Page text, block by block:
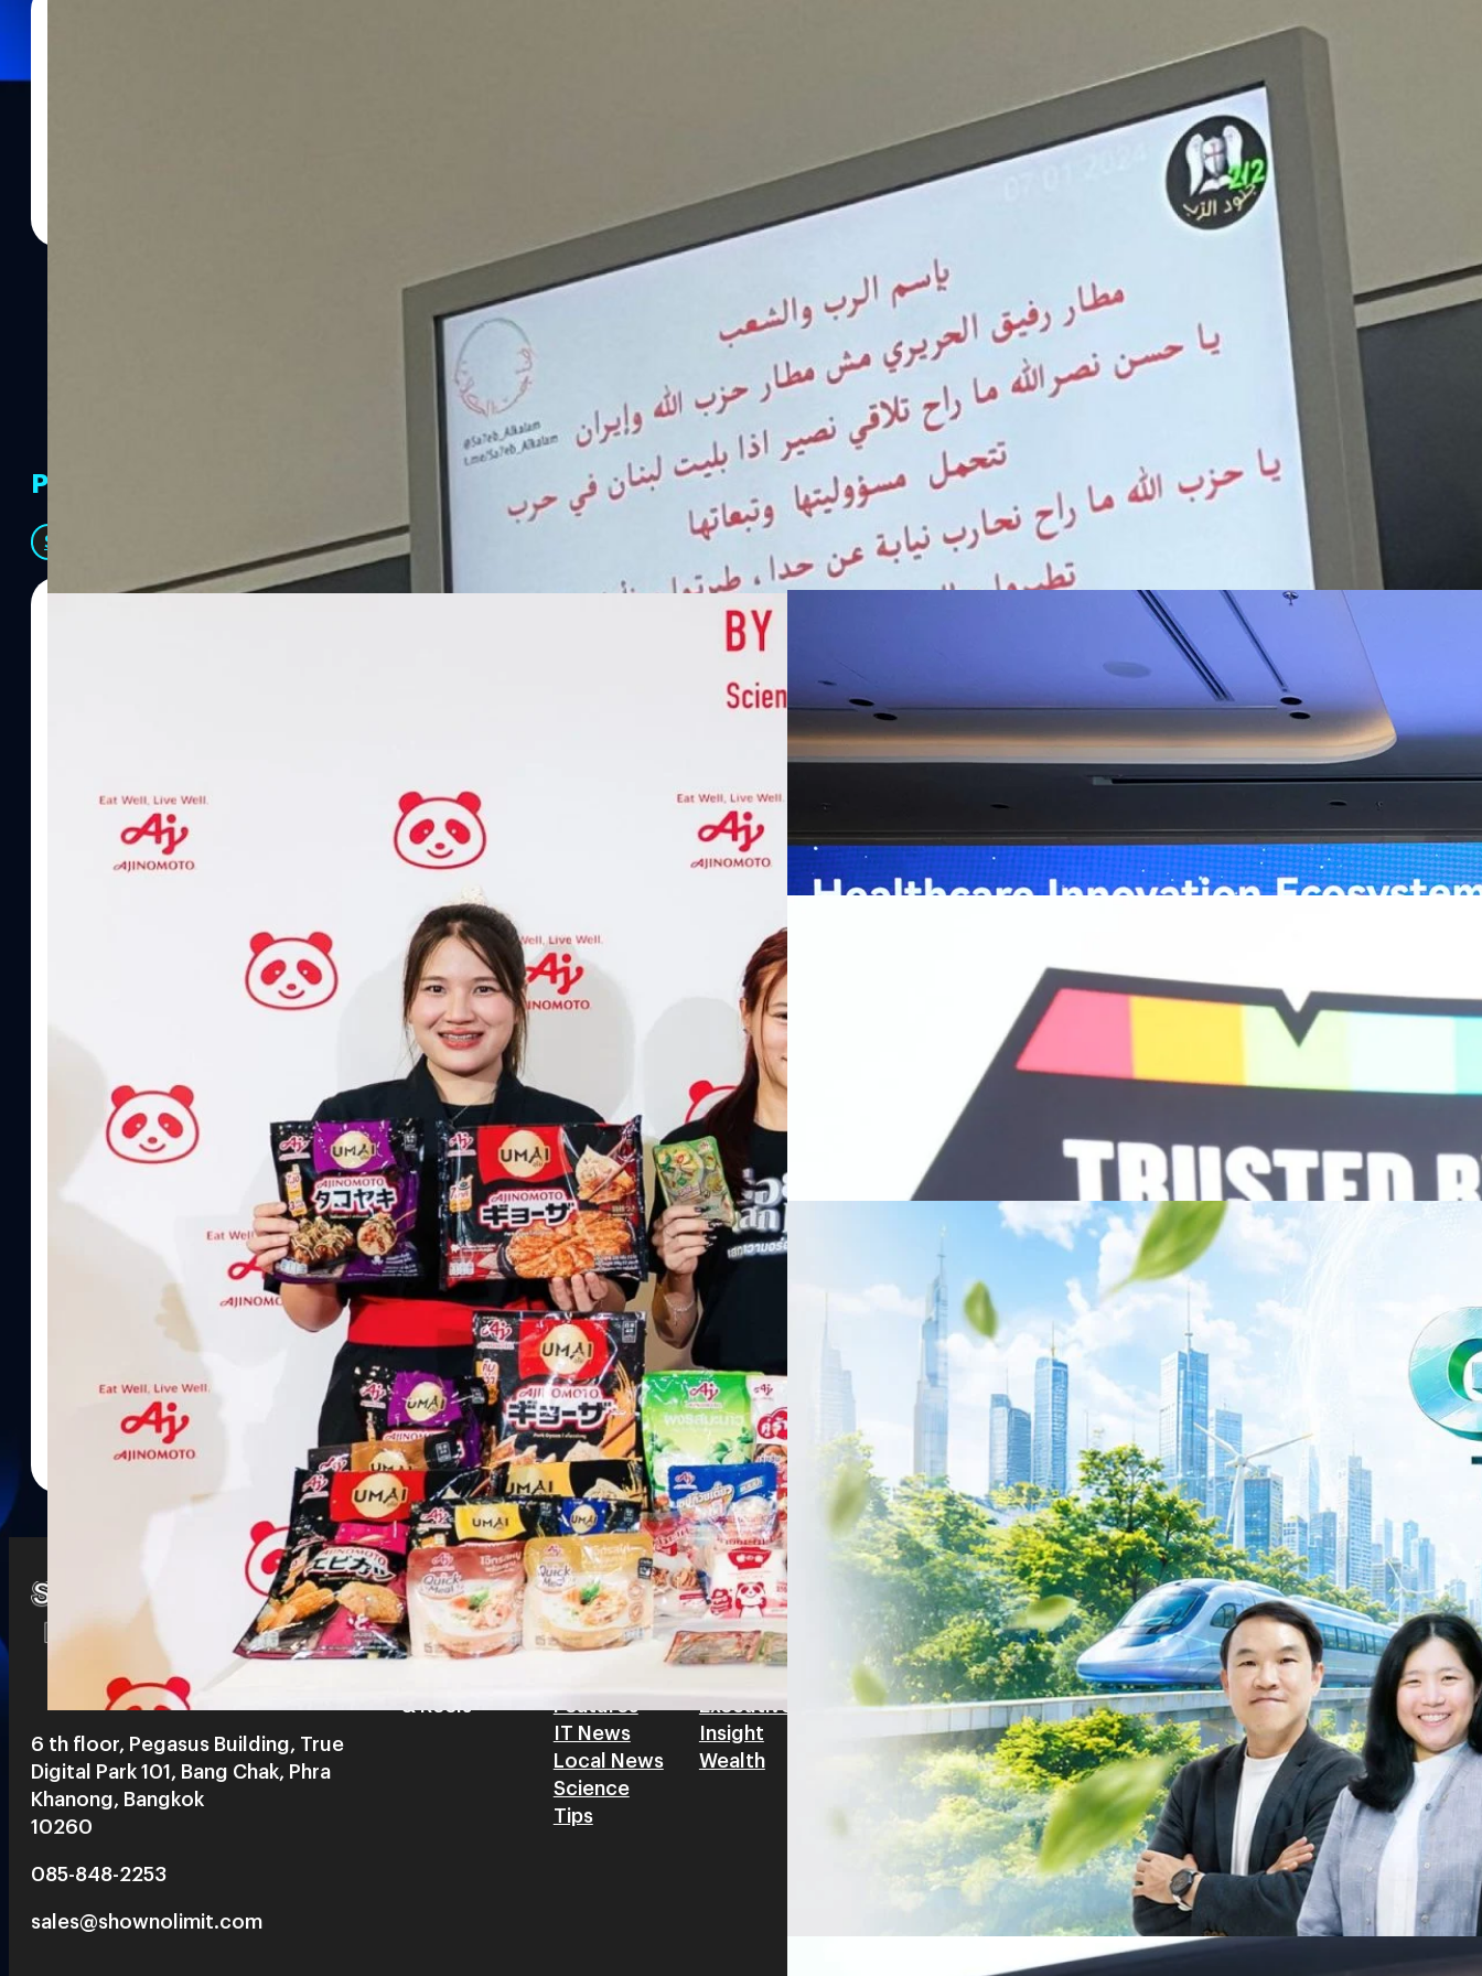
จอแสดงข้อมูลในท่าอากาศยานนานาชาติเบรุต ในเลบานอน ถูกแฮกให้แสดงข้อความต่อต้านกลุ่มฮิซบอล
PR Partners
See All
บริษัท อายิโนะโมะโต๊ะ (ประเทศไทย) จำกัด จัดงาน The Heartbeat by “AminoScience” ร่วมเปิดเผย
แนวคิดการดำเนินธุรกิจและการพัฒนาผลิตภัณฑ์ที่ขับเคลื่อนด้วยเทคโนโลยีทางอาหาร และข้อมูลพฤติกรรม
ผู้บริโภค ท่ามกลางการเติบโตของตลาด Health & Wellness ในประเทศไทย ซึ่งมีมูลค่ามากกว่า 1.5 ล้านล้าน
บาท หรือคิดเป็นสัดส่วนราว 8% ของผลิตภัณฑ์มวลรวมในประเทศ (GDP) กลุ่มธุรกิจเทคโนโลยีและองค์
ความรู้หลักรูปแบบผลิตภัณฑ์ / โซลูชันกลุ่มเป้าหมายหลักNutrition & Well-beingAminoScience (การใช้
ประโยชน์จากกรดอะมิโน)aminoVITAL, AminoNITE,
หัวเว่ยเดินหน้าปฏิวัติวงการสาธารณสุขไทยด้วย AI เปิดตัว 4 นวัตกรรมเปลี่ยน
เกมเร่งเครื่อง AI เพื่อการแพทย์ในประเทศไทย
กรุงเทพฯ, 7 สิงหาคม 2569 — หัวเว่ย จัดงาน “Huawei AI+ Healthcare Summit” ภายใต้งาน Huawei
Thailand Digital & AI Summit 2026 รวมผู้นำด้านนโยบายสาธารณสุข ผู้บริหารโรงพยาบาลชั้นนำ และ
พันธมิตรด้านเทคโนโลยีจากไทยและจีน ร่วมขับเคลื่อนอนาคตของระบบสาธารณสุขไทยด้วยนวัตกรรมและ
ปัญญาประดิษฐ์ (AI) พร้อมประกาศความร่วมมือครั้งสำคัญเพื่อยกระดับ Healthcare Ecosystem ของ
ประเทศอย่างเป็นทางการ นายปีเตอร์ จาง ประธานกลุ่มธุรกิจการศึกษาและสาธารณสุขต่างประเทศ บริษัท หัว
เว่ย เทคโนโลยี่ จำกัด ได้กล่าวถึงความมุ่งมั่นของหัวเว่ยในการสนับสนุนการเปลี่ยนผ่านสู่ยุคดิจิทัลของระบบ
สาธารณสุขไทย และบทบาทของเทคโนโลยี AI ในการยกระดับคุณภาพการให้บริการทางการแพทย์ให้เข้าถึง
ประชาชนได้อย่างทั่วถึงมากขึ้น ภายใต้แนวคิด “AI for Health, Health for All” “วันนี้ปัญญาประดิษฐ์กำลังเข้า
มาเปลี่ยนแปลงอุตสาหกรรมสาธารณสุขอย่างรวดเร็ว หัวเว่ยมีประสบการณ์ตรงจากการพัฒนาแพลตฟอร์ม
หลายแห่งในจีน เราเชื่อมั่นว่าความร่วมมือระหว่างหัวเว่ยกับพันธมิตรไทยในวันนี้จะช่วยผลักดันวิสัยทัศน์…
Read More
Recurring Revenue เร่งเครื่อง New Growth Engine พร้อมจ่ายปันผล 0.10
บริษัท ซินเน็ค (ประเทศไทย) จำกัด (มหาชน) หรือ SYNNEX โชว์ผลการดำเนินงานแข็งแกร่ง กำไรสุทธิ
ไตรมาส 2 และงวด 6 เดือนแรกของปี 2569 เติบโต 17.8% และ 17.7% จากช่วงเดียวกันของปีก่อน สูงกว่าการ
เติบโตของรายได้อย่างมีนัยสำคัญ พร้อมประกาศจ่ายเงินปันผลระหว่างกาล 0.10 บาทต่อหุ้น โดยกำหนดวันที่
ไม่ได้รับสิทธิปันผล (XD) วันที่ 19 สิงหาคม 2569 และกำหนดจ่ายเงินปันผลวันที่ 2 กันยายน 2569 นางสาวสุ
ธิดา มงคลสุธี ประธานเจ้าหน้าที่บริหาร บริษัท ซินเน็ค (ประเทศไทย) จำกัด (มหาชน) เปิดเผยว่า ในช่วงครึ่งปี
แรกบริษัทเดินหน้าขับเคลื่อน Business Transformation อย่างต่อเนื่อง ผ่านการยกระดับจากผู้จัดจำหน่าย
สินค้าไอที สู่การเป็น Digital Infrastructure Platform เพื่อรองรับการเติบโตของเศรษฐกิจ AI โดยมุ่งเพิ่ม
สัดส่วนธุรกิจที่มีมูลค่าเพิ่ม ควบคู่กับการขยายเครือข่ายพันธมิตรเทคโนโลยีระดับโลก…
| 1 days ago
ครบรอบ 6 ปี สำนักข่าว TODAY เปิดเวทีใหญ่ SUSTAIN CITY: THE GREEN
TRANSITION ถกแนวทางปรับตัวสู่เศรษฐกิจสีเขียวอย่างยั่งยืน
เนื่องในโอกาสครบรอบ 6 ปี สำนักข่าว TODAY จัดงาน SUSTAIN CITY: THE GREEN TRANSITION เวทีแลก
เปลี่ยนมุมมองเกี่ยวกับการเปลี่ยนผ่านสู่เศรษฐกิจและสังคมสีเขียว พร้อมนำเสนอแนวทางที่สามารถนำไป
ประยุกต์ใช้ได้จริง จากผู้แทนภาครัฐ ภาคธุรกิจ และผู้เชี่ยวชาญในหลากหลายสาขา ผ่านประเด็นสำคัญว่า
ประเทศไทยควรปรับตัวอย่างไร ? เพื่อเดินหน้าสู่ความยั่งยืนและบรรลุเป้าหมาย Net Zero อย่างเป็นรูปธรรม
ทั้งในมิติของภาครัฐ ภาคธุรกิจ การเงิน และพลังงาน Green Transitioning: Shifting Systemพลิกโครงสร้าง
เศรษฐกิจ ปรับห่วงโซ่คุณค่า และเชื่อมโยงนโยบายกับเทคโนโลยี เพื่อขับเคลื่อนประเทศไทยสู่เศรษฐกิจสีเขียว
โดย ศาสตราจารย์ ดร. ยศชนัน วงศ์สวัสดิ์รองนายกรัฐมนตรีและรัฐมนตรีว่าการกระทรวงการอุดมศึกษา
วิทยาศาสตร์ วิจัยและนวัตกรรม Green Transitioning: Decarbonize Unlockร่วมสำรวจแนวทางที่ภาคธุรกิจ
สามารถนำ Green Tech มาใช้เพื่อลดการปล่อยคาร์บอน และเดินหน้าสู่เป้าหมาย Net Zero พบกับ คุณปัณ
วรรธน์ นิลกิจศรานนท์ รองประธานกรรมการบริหาร ฝ่ายวิศวกรรมโครงสร้างบริษัท…
รัตนาภรณ์ ศรีนวลจันทร์ | 1 days ago
Read More
6 th floor, Pegasus Building, True
Digital Park 101, Bang Chak, Phra
Khanong, Bangkok
10260
085-848-2253
sales@shownolimit.com
Watch
& Reels
Tech
Features
IT News
Local News
Science
Tips
Biz
Corporate
Executive
Insight
Wealth
Game
Articles
Game News
Reviews
Life
Environment
Health
People
Trends
Wellness
SOCIAL MEDIA
Instagram
Facebook
YouTube